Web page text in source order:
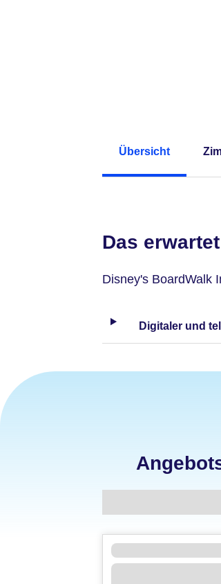
Übersicht
Das
Disney's BoardWalk
Digitaler und